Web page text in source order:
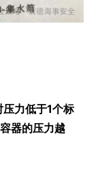
力低于1个标
器的压力越